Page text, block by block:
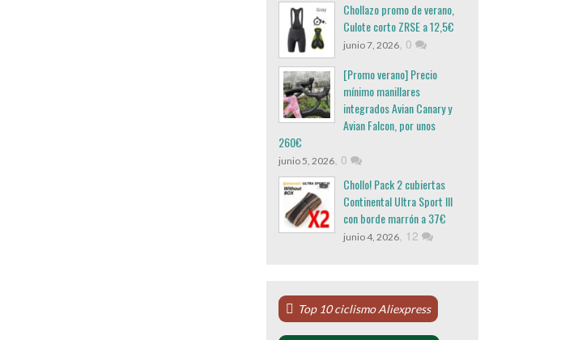
Chollazo promo de verano,
Culote corto ZRSE a 12,5€
junio 7, 2026, 0
[Promo verano] Precio
mínimo manillares
integrados Avian Canary y
Avian Falcon, por unos
260€
junio 5, 2026, 0
Chollo! Pack 2 cubiertas
Continental Ultra Sport III
con borde marrón a 37€
junio 4, 2026, 12
Top 10 ciclismo Aliexpress